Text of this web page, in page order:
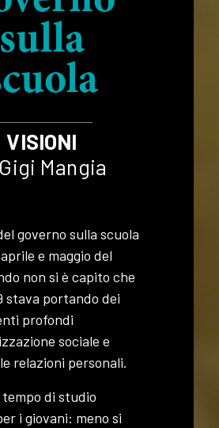
sulla
VISIONI
Mangia
governo sulla scuola
e maggio del
non si è capito che
stava portando dei
profondi
sociale e
relazioni personali.
tempo di studio
i giovani: meno si